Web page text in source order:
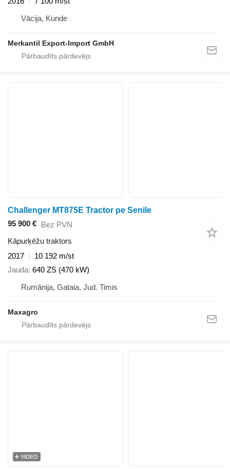
Vācija, Kunde
Merkantil Export-Import GmbH
Challenger MT875E Tractor pe Senile
95 900 € Bez PVN
Kāpurķēžu traktors
2017
10 192 m/st
Jauda 640 ZS (470 kW)
Rumānija, Gataia, Jud. Timis
Maxagro
VIDEO